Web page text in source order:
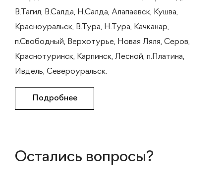
В.Тагил, В.Салда, Н.Салда, Алапаевск, Кушва,
Красноуральск, В.Тура, Н.Тура, Качканар,
п.Свободный, Верхотурье, Новая Ляля, Серов,
Краснотуринск, Карпинск, Лесной, п.Платина,
Ивдель, Североуральск.
Подробнее
Остались вопросы?